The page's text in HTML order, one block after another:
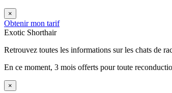
×
Obtenir mon tarif
Exotic Shorthair
Retrouvez toutes les informations sur les chats de
En ce moment, 3 mois offerts pour toute
×